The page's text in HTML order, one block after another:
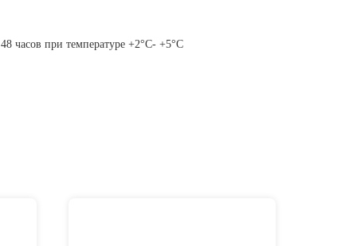
48 часов при температуре +2°C- +5°C